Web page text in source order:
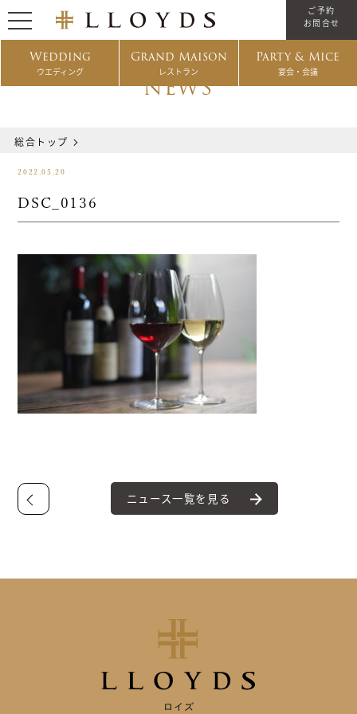
Wedding
ウエディング
Grand Maison
レストラン
Party & Mice
宴会・会議
ご予約
お問合せ
NEWS
総合トップ
2022.05.20
DSC_0136
ニュース一覧を見る
ロイズ